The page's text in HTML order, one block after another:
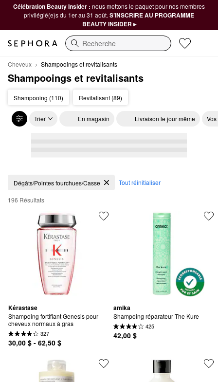
Célébration Beauty Insider : nous mettons le paquet pour nos membres
privilégié(e)s du 1er au 31 août. S’INSCRIRE AU PROGRAMME
BEAUTY INSIDER ▸
Recherche
Cheveux Shampooings et revitalisants
Shampooings et revitalisants
Shampooing (110) Revitalisant (89)
Trier En magasin Livraison le jour même
Shampooings et revitalisants
Dégâts/Pointes fourchues/Casse Tout réinitialiser
196 Résultats
Kérastase
Shampoing fortifiant Genesis pour
cheveux normaux à gras
327
30,00 $ - 62,50 $
amika
Shampoing réparateur The Kure
425
42,00 $